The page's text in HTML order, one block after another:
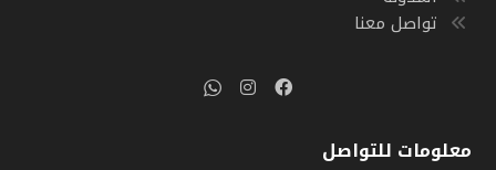
تواصل معنا
معلومات للتواصل